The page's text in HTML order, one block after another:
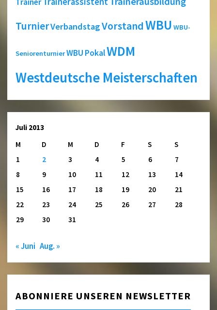
TurnierVerbandstagVorstandWBU WBU-
SeniorenturnierWBU PokalWDM
Westdeutsche Meisterschaften
Juli 2013
M
D M D F S
S
1
2 3 4 5 6
7
8
9 10 11 12 13
14
15
16 17 18 19 20
21
22
23 24 25 26 27
28
29
30 31
« Juni Aug. »
ABONNIERE UNSEREN NEWSLETTER